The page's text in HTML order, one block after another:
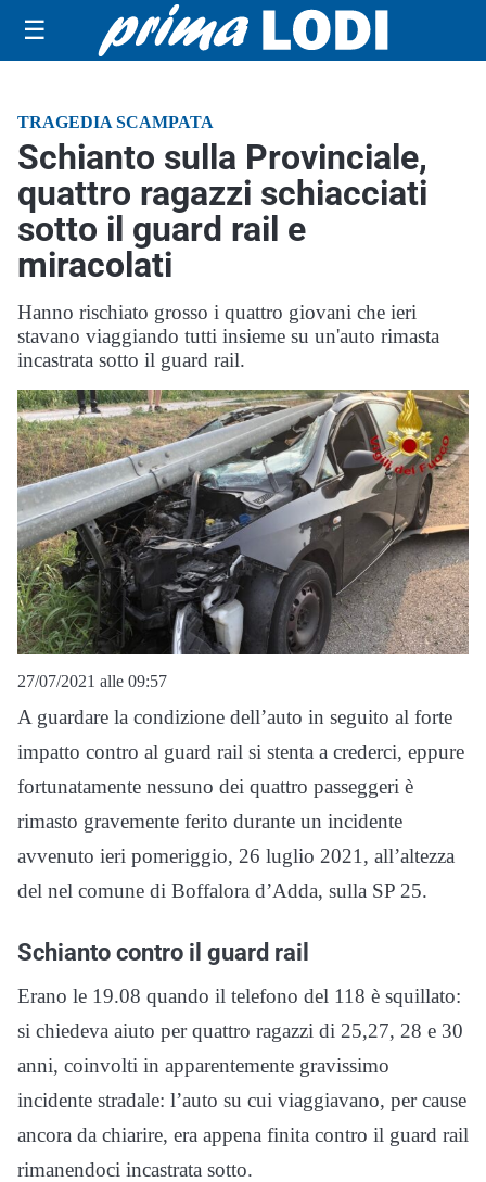
☰
TRAGEDIA SCAMPATA
Schianto sulla Provinciale,
quattro ragazzi schiacciati
sotto il guard rail e
miracolati
Hanno rischiato grosso i quattro giovani che ieri
stavano viaggiando tutti insieme su un'auto rimasta
incastrata sotto il guard rail.
27/07/2021 alle 09:57
A guardare la condizione dell’auto in seguito al forte
impatto contro al guard rail si stenta a crederci, eppure
fortunatamente nessuno dei quattro passeggeri è
rimasto gravemente ferito durante un incidente
avvenuto ieri pomeriggio, 26 luglio 2021, all’altezza
del nel comune di Boffalora d’Adda, sulla SP 25.
Schianto contro il guard rail
Erano le 19.08 quando il telefono del 118 è squillato:
si chiedeva aiuto per quattro ragazzi di 25,27, 28 e 30
anni, coinvolti in apparentemente gravissimo
incidente stradale: l’auto su cui viaggiavano, per cause
ancora da chiarire, era appena finita contro il guard rail
rimanendoci incastrata sotto.